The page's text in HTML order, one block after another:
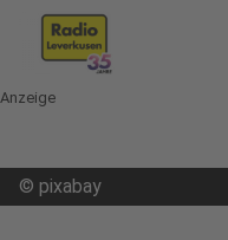
Anzeige
© pixabay